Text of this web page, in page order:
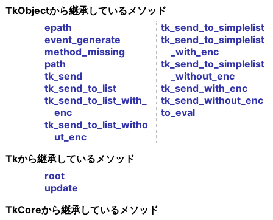
TkObjectから継承しているメソッド
epath
event_generate
method_missing
path
tk_send
tk_send_to_list
tk_send_to_list_with_
enc
tk_send_to_list_witho
ut_enc
tk_send_to_simplelist
tk_send_to_simplelist
_with_enc
tk_send_to_simplelist
_without_enc
tk_send_with_enc
tk_send_without_enc
to_eval
Tkから継承しているメソッド
root
update
TkCoreから継承しているメソッド